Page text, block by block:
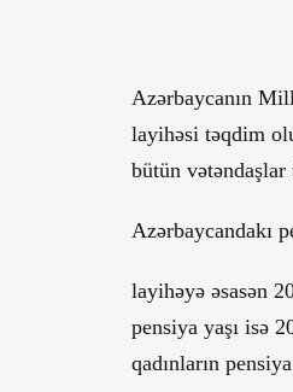
Azərbaycanın
layihəsi təqdim
bütün vətəndaşlar
Azərbaycandakı
layihəyə əsasən
pensiya yaşı isə
qadınların